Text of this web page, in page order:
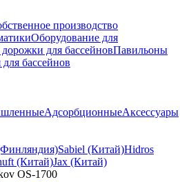
производство
Оборудование для
для бассейновПавильоны
бассейнов
АдсорбционныеАксессуары
Sabiel (Китай)Hidros
(Китай)Jax (Китай)
OS-1700